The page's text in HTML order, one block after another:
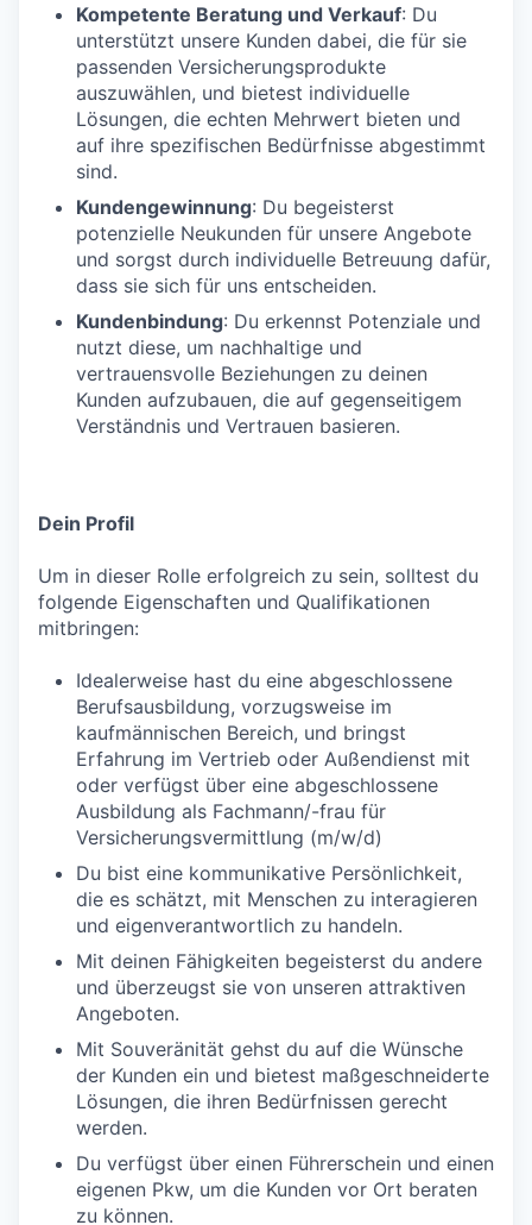
Kompetente Beratung und Verkauf: Du
unterstützt unsere Kunden dabei, die für sie
passenden Versicherungsprodukte
auszuwählen, und bietest individuelle
Lösungen, die echten Mehrwert bieten und
auf ihre spezifischen Bedürfnisse abgestimmt
sind.
Kundengewinnung: Du begeisterst
potenzielle Neukunden für unsere Angebote
und sorgst durch individuelle Betreuung dafür,
dass sie sich für uns entscheiden.
Kundenbindung: Du erkennst Potenziale und
nutzt diese, um nachhaltige und
vertrauensvolle Beziehungen zu deinen
Kunden aufzubauen, die auf gegenseitigem
Verständnis und Vertrauen basieren.
Dein Profil
Um in dieser Rolle erfolgreich zu sein, solltest du
folgende Eigenschaften und Qualifikationen
mitbringen:
Idealerweise hast du eine abgeschlossene
Berufsausbildung, vorzugsweise im
kaufmännischen Bereich, und bringst
Erfahrung im Vertrieb oder Außendienst mit
oder verfügst über eine abgeschlossene
Ausbildung als Fachmann/-frau für
Versicherungsvermittlung (m/w/d)
Du bist eine kommunikative Persönlichkeit,
die es schätzt, mit Menschen zu interagieren
und eigenverantwortlich zu handeln.
Mit deinen Fähigkeiten begeisterst du andere
und überzeugst sie von unseren attraktiven
Angeboten.
Mit Souveränität gehst du auf die Wünsche
der Kunden ein und bietest maßgeschneiderte
Lösungen, die ihren Bedürfnissen gerecht
werden.
Du verfügst über einen Führerschein und einen
eigenen Pkw, um die Kunden vor Ort beraten
zu können.